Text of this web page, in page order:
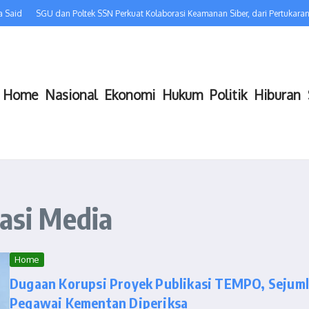
SGU dan Poltek SSN Perkuat Kolaborasi Keamanan Siber, dari
Home Nasional Ekonomi Hukum Politik Hiburan
Media
Home
Dugaan Korupsi Proyek Publikasi TEMPO,
Pegawai Kementan Diperiksa